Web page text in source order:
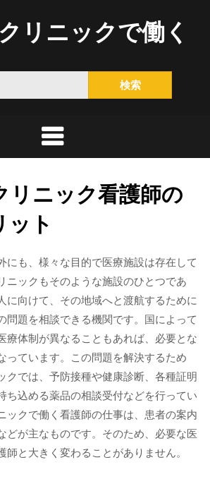
リニックで働く
索:
リニック看護師の
ット
にも、様々な目的で医療施設は存在して
ニックもそのような施設のひとつであ
に向けて、その地域へと渡航するために
問題を相談できる機関です。国によって
療体制が異なることもあれば、必要とな
っています。この問題を解決するため
クでは、予防接種や健康診断、各種証明
ち込める薬品の相談受付などを行ってい
ックで働く看護師の仕事は、患者の案内
どが主なものです。そのため、必要な医
と大きく変わることがありません。